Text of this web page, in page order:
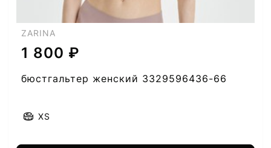
ZARINA
1 800 ₽
бюстгальтер женский 3329596436-66
XS